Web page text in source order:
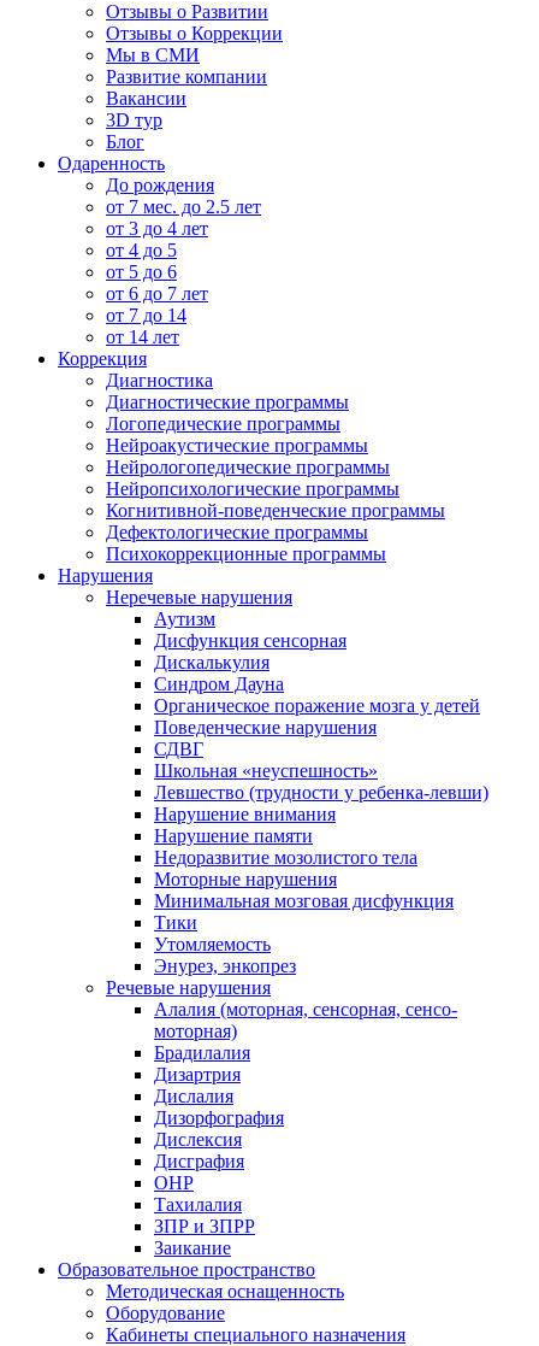
Отзывы о Развитии
Отзывы о Коррекции
Мы в СМИ
Развитие компании
Вакансии
3D тур
Блог
Одаренность
До рождения
от 7 мес. до 2.5 лет
от 3 до 4 лет
от 4 до 5
от 5 до 6
от 6 до 7 лет
от 7 до 14
от 14 лет
Коррекция
Диагностика
Диагностические программы
Логопедические программы
Нейроакустические программы
Нейрологопедические программы
Нейропсихологические программы
Когнитивной-поведенческие программы
Дефектологические программы
Психокоррекционные программы
Нарушения
Неречевые нарушения
Аутизм
Дисфункция сенсорная
Дискалькулия
Синдром Дауна
Органическое поражение мозга у детей
Поведенческие нарушения
СДВГ
Школьная «неуспешность»
Левшество (трудности у ребенка-левши)
Нарушение внимания
Нарушение памяти
Недоразвитие мозолистого тела
Моторные нарушения
Минимальная мозговая дисфункция
Тики
Утомляемость
Энурез, энкопрез
Речевые нарушения
Алалия (моторная, сенсорная, сенсо-
моторная)
Брадилалия
Дизартрия
Дислалия
Дизорфография
Дислексия
Дисграфия
ОНР
Тахилалия
ЗПР и ЗПРР
Заикание
Образовательное пространство
Методическая оснащенность
Оборудование
Кабинеты специального назначения